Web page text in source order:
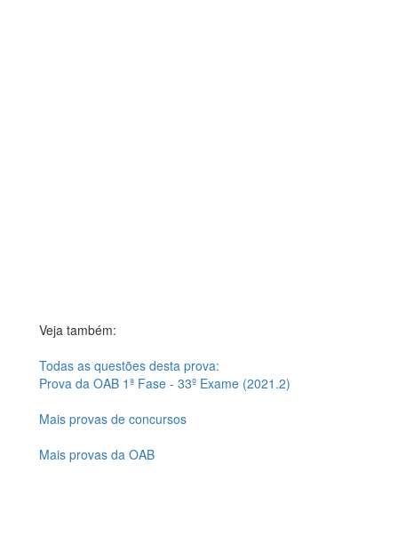
Veja também:
Todas as questões desta prova:
Prova da OAB 1ª Fase - 33º Exame (2021.2)
Mais provas de concursos
Mais provas da OAB